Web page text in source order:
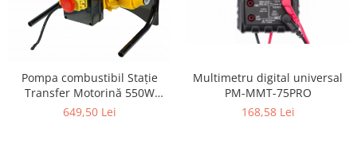
Pompa combustibil Stație
Transfer Motorină 550W
BLACK, 40L/min, Contor
649,50 Lei
Multimetru digital universal
PM-MMT-75PRO
168,58 Lei